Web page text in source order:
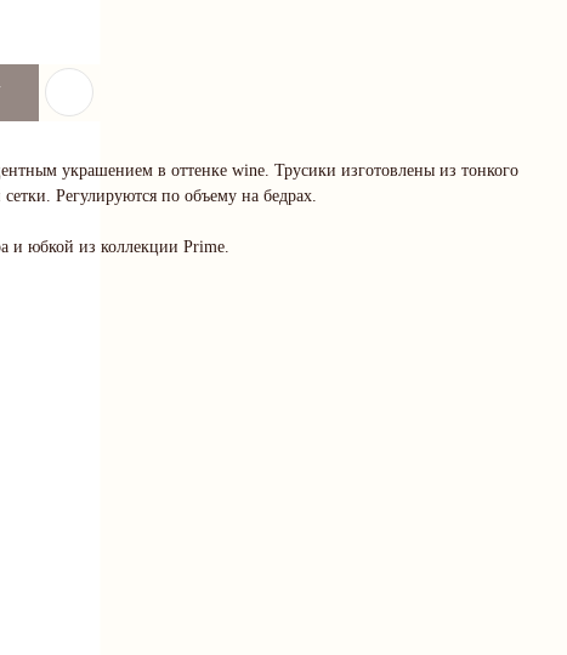
украшением в оттенке wine. Трусики изготовлены из тонкого
Регулируются по объему на бедрах.
и юбкой из коллекции Prime.